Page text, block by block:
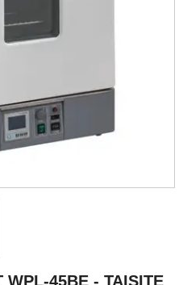
WPL-45BE - TAISITE